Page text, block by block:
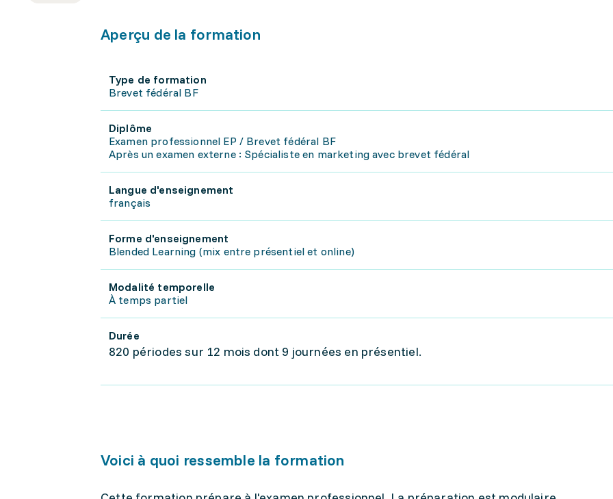
Aperçu de la formation
Type de formation
Brevet fédéral BF
Diplôme
Examen professionnel EP / Brevet fédéral BF
Après un examen externe : Spécialiste en marketing avec brevet fédéral
Langue d'enseignement
français
Forme d'enseignement
Blended Learning (mix entre présentiel et online)
Modalité temporelle
À temps partiel
Durée
820 périodes sur 12 mois dont 9 journées en présentiel.
Voici à quoi ressemble la formation